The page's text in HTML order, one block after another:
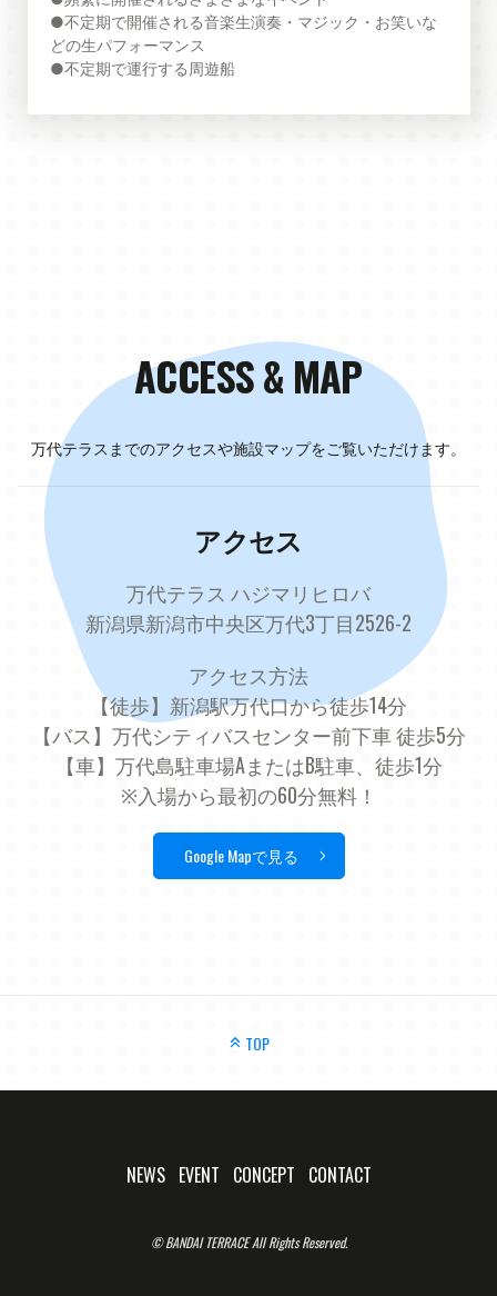
●不定期で開催される音楽生演奏・マジック・お笑いな
どの生パフォーマンス
●不定期で運行する周遊船
ACCESS & MAP
万代テラスまでのアクセスや施設マップをご覧いただけます。
アクセス
万代テラス ハジマリヒロバ
新潟県新潟市中央区万代3丁目2526-2
アクセス方法
【徒歩】新潟駅万代口から徒歩14分
【バス】万代シティバスセンター前下車 徒歩5分
【車】万代島駐車場AまたはB駐車、徒歩1分
※入場から最初の60分無料！
Google Mapで見る
TOP
NEWS EVENT CONCEPT CONTACT
© BANDAI TERRACE All Rights Reserved.